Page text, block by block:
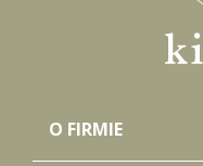
O FIRMIE